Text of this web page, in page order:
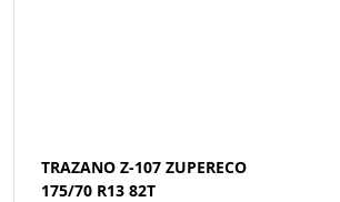
TRAZANO Z-107 ZUPERECO
175/70 R13 82T